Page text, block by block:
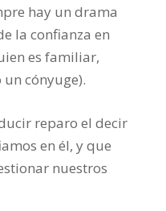
hay un drama
la confianza en
es familiar,
cónyuge).
reparo el decir
en él, y que
nuestros